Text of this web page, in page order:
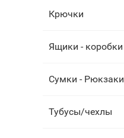
Крючки
Ящики - коробки
Сумки - Рюкзаки
Тубусы/чехлы